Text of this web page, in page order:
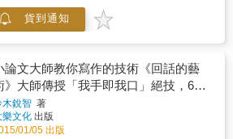
緣，最終落得被趕下貨架、掃地退貨的淒慘
在貨架上的戰爭，決定了商品的命
，於是就有成功的商人、失敗的商人，有人
湧動、生意興隆的商店，也有了門可羅雀、
澹的商店。 本書就是專門針對顧客所購
物品（也稱做購物籃）加以分析，瞭解商品
何暢銷？顧客為何購買？這是一本關於商品
物籃分析的專業工具書。
憑這一句話，提案才更容易通過，因為讓人
單易懂好想像；反之，無法用一句話說明的
劃，讓人聽了霧煞煞，是要如何打動人心，
生並不難，只要將經典改編一下，加上新
，就是絕佳好點子！不用什麼精煉語言，大
話還更好，保證不管是誰，都能一眼就明
生除了在本書中剖析這「一
話」威力有多神奇外，還將告訴你要去哪裡
場制高點
貨到通知
論文大師教你寫作的技術《回話的藝
》大師傳授「我手即我口」絕技，600
傳達觀點、解決問題
木銳智 著
樂文化 出版
01/05 出版